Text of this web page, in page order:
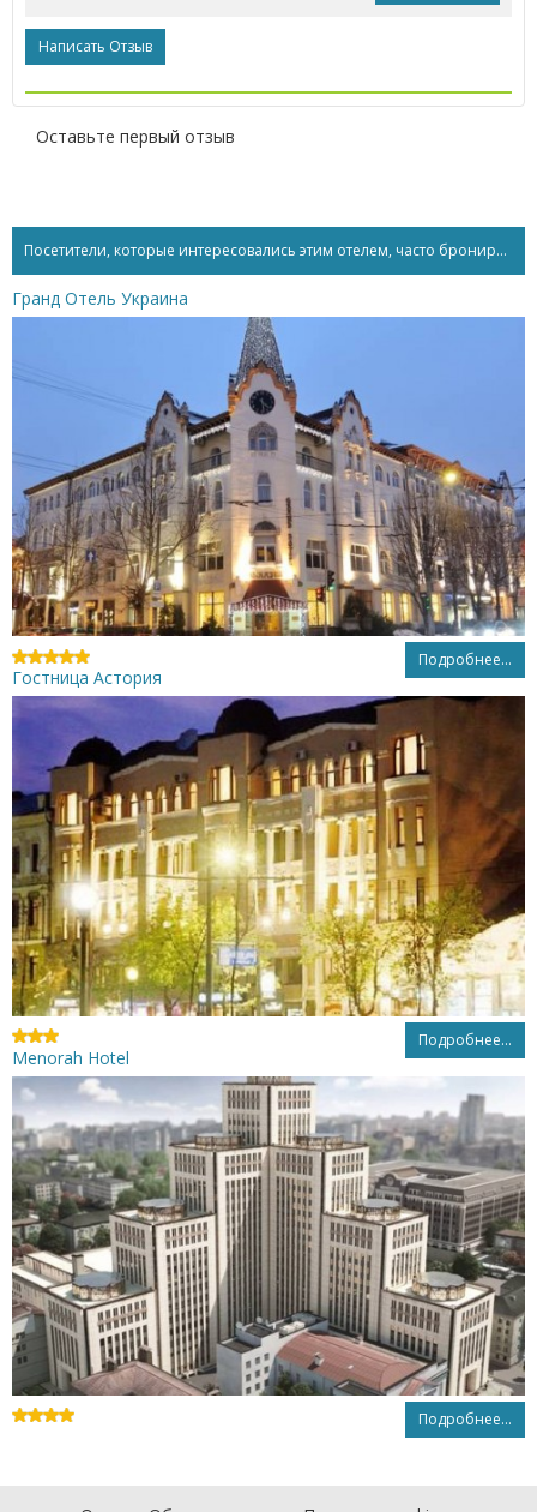
Написать Отзыв
Оставьте первый отзыв
Посетители, которые интересовались этим отелем, часто бронируют...
Гранд Отель Украина
Подробнее...
Гостница Астория
Подробнее...
Menorah Hotel
Подробнее...